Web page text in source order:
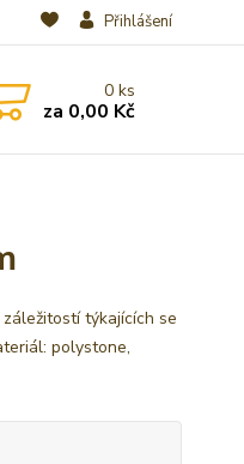
Přihlášení
0ks
za 0,00 Kč
týkajících se
polystone,